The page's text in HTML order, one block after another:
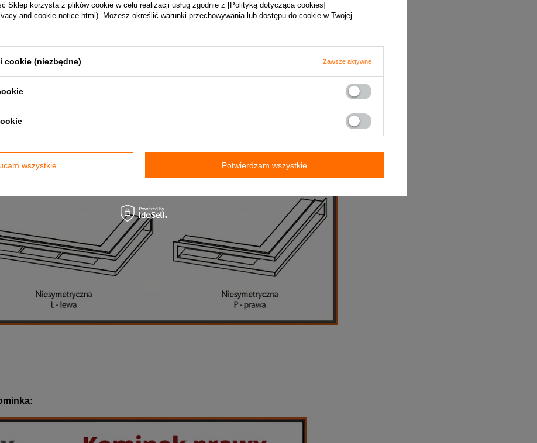
Sklep korzysta z plików cookie w celu realizacji usług zgodnie z [Polityką dotyczącą cookies]
and-cookie-notice.html). Możesz określić warunki przechowywania lub dostępu do cookie w Twojej
cookie (niezbędne) Zawsze aktywne
wszystkie Potwierdzam wszystkie